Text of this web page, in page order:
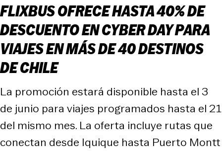
FLIXBUS OFRECE HASTA 40% DE
DESCUENTO EN CYBER DAY PARA
VIAJES EN MÁS DE 40 DESTINOS
DE CHILE
La promoción estará disponible hasta el 3
de junio para viajes programados hasta el 21
del mismo mes. La oferta incluye rutas que
conectan desde Iquique hasta Puerto Montt